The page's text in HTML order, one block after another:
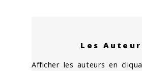
Les
Afficher les auteurs en